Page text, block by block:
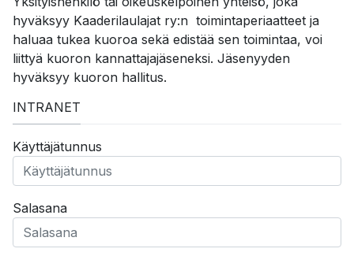
hyväksyy Kaaderilaulajat ry:n toimintaperiaatteet ja
haluaa tukea kuoroa sekä edistää sen toimintaa, voi
liittyä kuoron kannattajajäseneksi. Jäsenyyden
hyväksyy kuoron hallitus.
INTRANET
Käyttäjätunnus
Salasana